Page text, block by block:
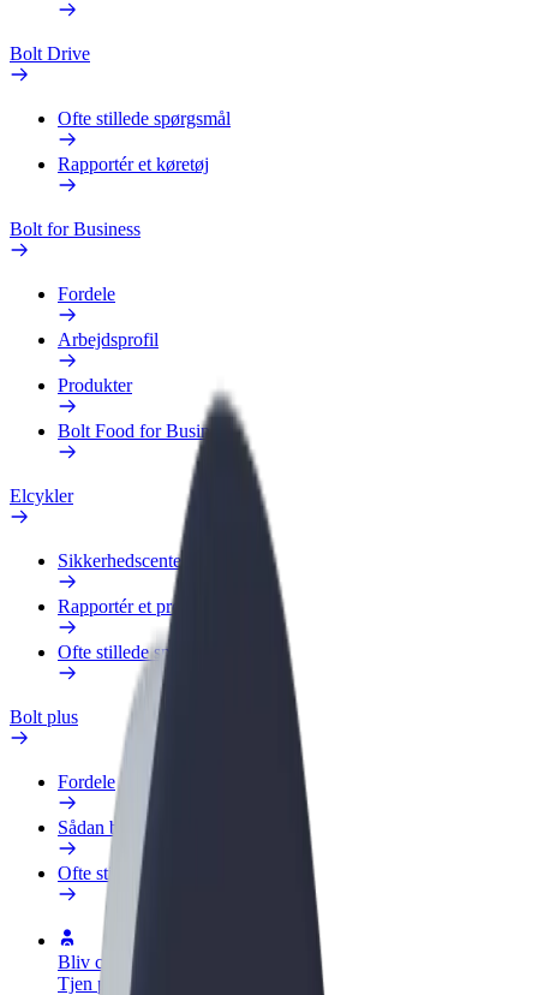
Bolt Drive
Ofte stillede spørgsmål
Rapportér et køretøj
Bolt for Business
Fordele
Arbejdsprofil
Produkter
Bolt Food for Business
Elcykler
Sikkerhedscenter
Rapportér et problem
Ofte stillede spørgsmål
Bolt plus
Fordele
Sådan bliver du medlem
Ofte stillede spørgsmål
Bliv chauffør
Tjen penge på dine vilkår